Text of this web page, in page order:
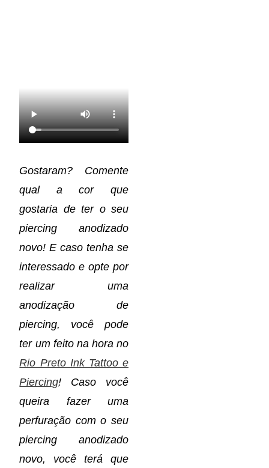
Gostaram? Comente
qual a cor que
gostaria de ter o seu
piercing anodizado
novo! E caso tenha se
interessado e opte por
realizar uma
anodização de
piercing, você pode
ter um feito na hora no
Rio Preto Ink Tattoo e
Piercing! Caso você
queira fazer uma
perfuração com o seu
piercing anodizado
novo, você terá que